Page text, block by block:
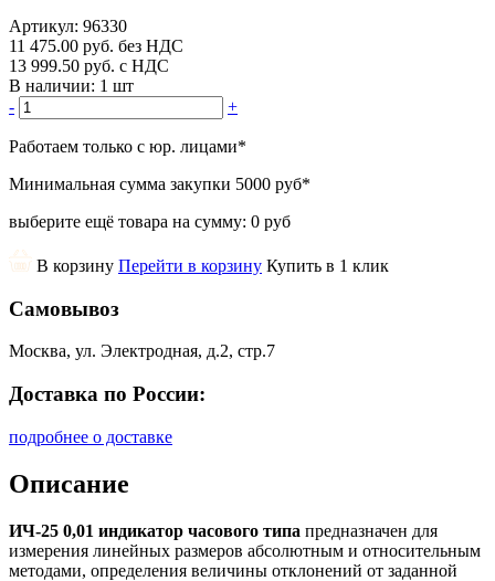
Артикул: 96330
11 475.00 руб. без НДС
13 999.50 руб. с НДС
В наличии: 1 шт
-
+
Работаем только с юр. лицами*
Минимальная сумма закупки 5000 руб*
выберите ещё товара на сумму: 0 руб
В корзину Перейти в корзину Купить в 1 клик
Самовывоз
Москва, ул. Электродная, д.2, стр.7
Доставка по России:
подробнее о доставке
Описание
ИЧ-25 0,01 индикатор часового типа предназначен для
измерения линейных размеров абсолютным и относительным
методами, определения величины отклонений от заданной